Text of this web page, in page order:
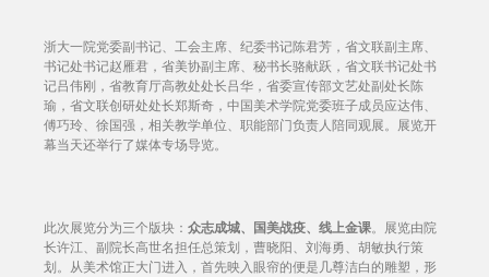
浙大一院党委副书记、工会主席、纪委书记陈君芳，省文联副主席、
书记处书记赵雁君，省美协副主席、秘书长骆献跃，省文联书记处书
记吕伟刚，省教育厅高教处处长吕华，省委宣传部文艺处副处长陈
瑜，省文联创研处处长郑斯奇，中国美术学院党委班子成员应达伟、
傅巧玲、徐国强，相关教学单位、职能部门负责人陪同观展。展览开
幕当天还举行了媒体专场导览。
此次展览分为三个版块： 众志成城、国美战疫、线上金课。展览由院
长许江、副院长高世名担任总策划，曹晓阳、刘海勇、胡敏执行策
划。从美术馆正大门进入，首先映入眼帘的便是几尊洁白的雕塑，形